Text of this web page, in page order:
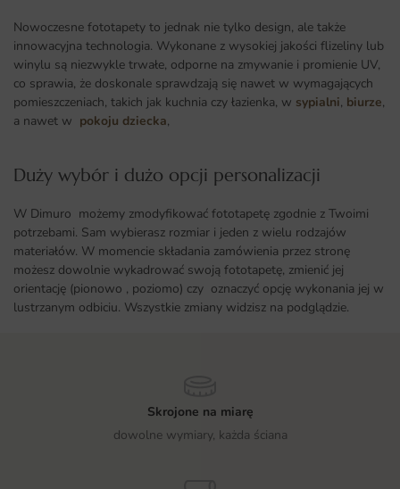
Nowoczesne fototapety to jednak nie tylko design, ale także
innowacyjna technologia. Wykonane z wysokiej jakości flizeliny lub
winylu są niezwykle trwałe, odporne na zmywanie i promienie UV,
co sprawia, że doskonale sprawdzają się nawet w wymagających
pomieszczeniach, takich jak kuchnia czy łazienka, w sypialni, biurze,
a nawet w pokoju dziecka,
Duży wybór i dużo opcji personalizacji ​
W Dimuro możemy zmodyfikować fototapetę zgodnie z Twoimi
potrzebami. Sam wybierasz rozmiar i jeden z wielu rodzajów
materiałów. W momencie składania zamówienia przez stronę
możesz dowolnie wykadrować swoją fototapetę, zmienić jej
orientację (pionowo , poziomo) czy oznaczyć opcję wykonania jej w
lustrzanym odbiciu. Wszystkie zmiany widzisz na podglądzie.
Skrojone na miarę
dowolne wymiary, każda ściana